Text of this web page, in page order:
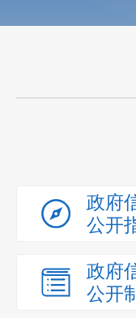
政府
公开
政府
公开